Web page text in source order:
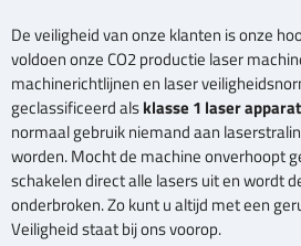
De veiligheid van onze klanten is onze
voldoen onze CO2 productie laser
machinerichtlijnen en laser
geclassificeerd alsklasse 1 laser
normaal gebruik niemand aan
worden. Mocht de machine onverhoopt
schakelen direct alle lasers uit en wordt
onderbroken. Zo kunt u altijd met een
Veiligheid staat bij ons voorop.